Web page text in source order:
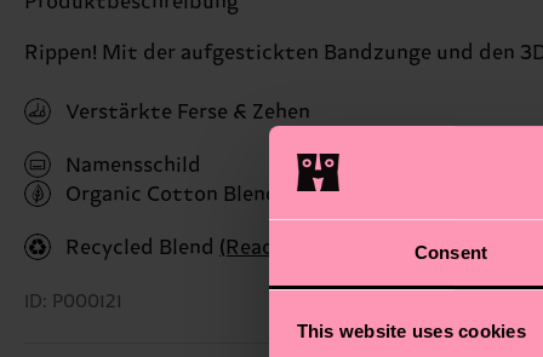
Consent
This website uses cookies
Rippen! Mit der aufgestickten Bandzunge und den
Verstärkte Ferse & Zehen
Namensschild
Organic Cotton Blend
(Read more here)
Recycled Blend (Read more here)
ID: P000121